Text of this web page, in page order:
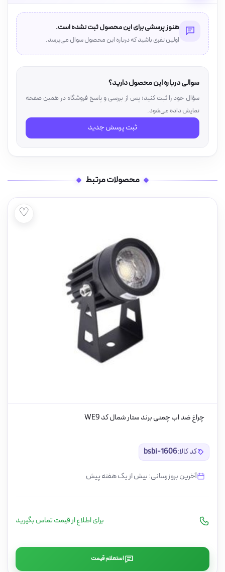
هنوز پرسشی برای این محصول ثبت نشده است.
اولین نفری باشید که درباره این محصول سوال می‌پرسد.
سوالی درباره این محصول دارید؟
سؤال خود را ثبت کنید؛ پس از بررسی و پاسخ فروشگاه در همین صفحه
نمایش داده می‌شود.
ثبت پرسش جدید
محصولات مرتبط
♡
چراغ ضد اب چمنی برند ستار شمال کد WE9
کد کالا:bsbi-1606
آخرین بروزرسانی: بیش از یک هفته پیش
برای اطلاع از قیمت تماس بگیرید
استعلام قیمت